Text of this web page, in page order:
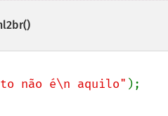
não é\n aquilo"